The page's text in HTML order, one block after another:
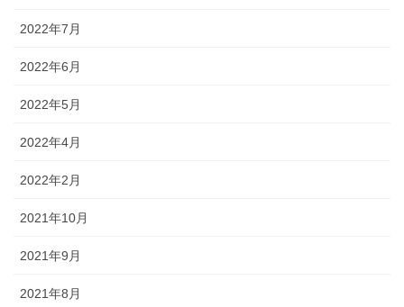
2022年7月
2022年6月
2022年5月
2022年4月
2022年2月
2021年10月
2021年9月
2021年8月